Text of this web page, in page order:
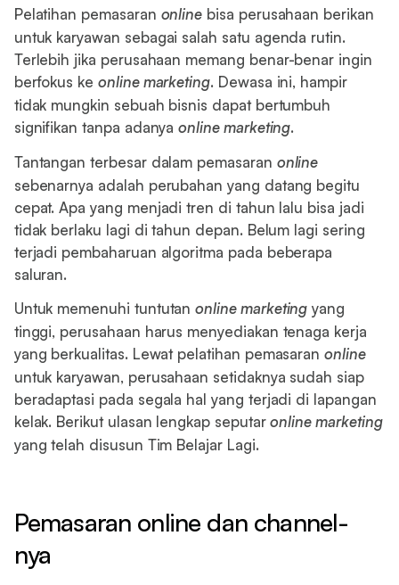
Pelatihan pemasaran online bisa perusahaan berikan
untuk karyawan sebagai salah satu agenda rutin.
Terlebih jika perusahaan memang benar-benar ingin
berfokus keonline marketing. Dewasa ini, hampir
tidak mungkin sebuah bisnis dapat bertumbuh
signifikan tanpa adanyaonline marketing.
Tantangan terbesar dalam pemasaran online
sebenarnya adalah perubahan yang datang begitu
cepat. Apa yang menjadi tren di tahun lalu bisa jadi
tidak berlaku lagi di tahun depan. Belum lagi sering
terjadi pembaharuan algoritma pada beberapa
saluran.
Untuk memenuhi tuntutanonline marketing yang
tinggi, perusahaan harus menyediakan tenaga kerja
yang berkualitas. Lewat pelatihan pemasaranonline
untuk karyawan, perusahaan setidaknya sudah siap
beradaptasi pada segala hal yang terjadi di lapangan
kelak. Berikut ulasan lengkap seputaronline marketing
yang telah disusun Tim Belajar Lagi.
Pemasaran online dan channel-
nya